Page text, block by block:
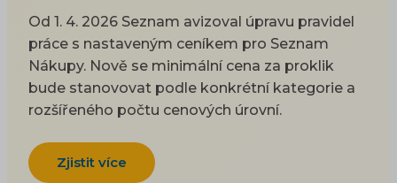
Od 1. 4. 2026 Seznam avizoval úpravu pravidel
práce s nastaveným ceníkem pro Seznam
Nákupy. Nově se minimální cena za proklik
bude stanovovat podle konkrétní kategorie a
rozšířeného počtu cenových úrovní.
Zjistit více